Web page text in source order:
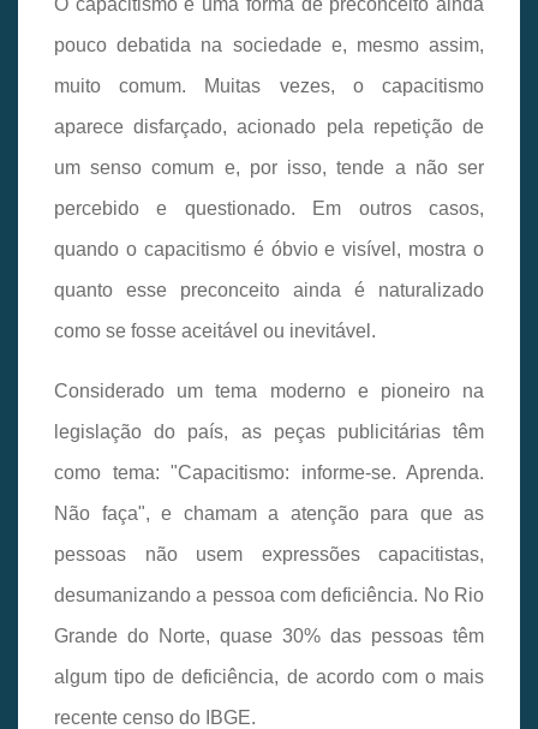
pouco debatida na sociedade e, mesmo assim,
muito comum. Muitas vezes, o capacitismo
aparece disfarçado, acionado pela repetição de
um senso comum e, por isso, tende a não ser
percebido e questionado. Em outros casos,
quando o capacitismo é óbvio e visível, mostra o
quanto esse preconceito ainda é naturalizado
como se fosse aceitável ou inevitável.
Considerado um tema moderno e pioneiro na
legislação do país, as peças publicitárias têm
como tema: "Capacitismo: informe-se. Aprenda.
Não faça", e chamam a atenção para que as
pessoas não usem expressões capacitistas,
desumanizando a pessoa com deficiência. No Rio
Grande do Norte, quase 30% das pessoas têm
algum tipo de deficiência, de acordo com o mais
recente censo do IBGE.